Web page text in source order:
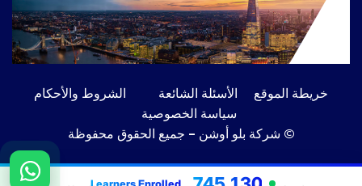
Learners Enrolled
خريطة الموقع الأسئلة الشائعة
الشروط والأحكام
سياسة الخصوصية
© شركة بلو أوشن – جميع الحقوق محفوظة